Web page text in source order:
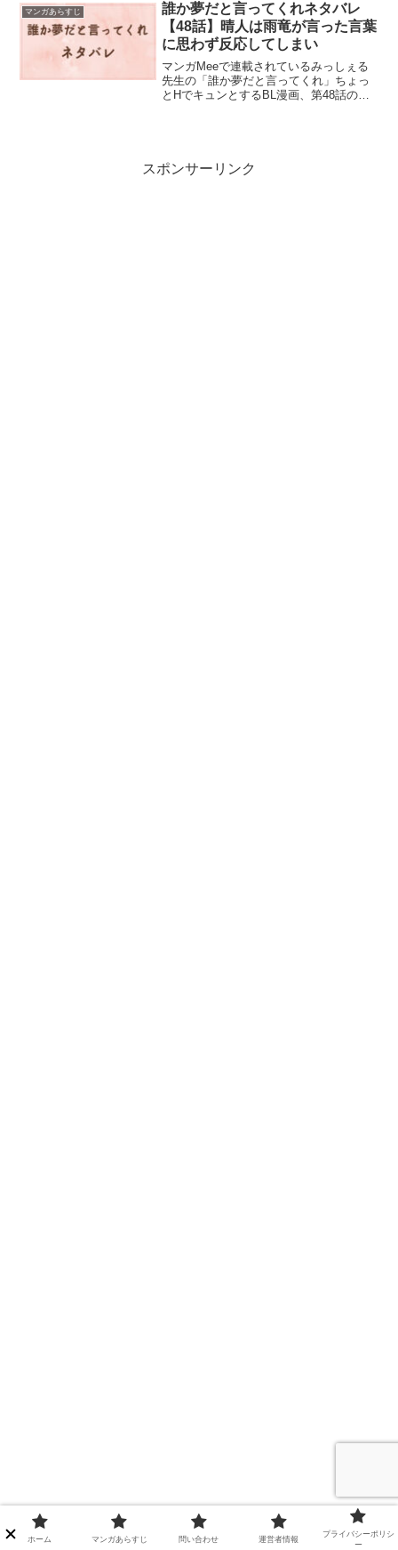
マンガあらすじ
誰か夢だと言ってくれネタバレ
【48話】晴人は雨竜が言った言葉
に思わず反応してしまい
マンガMeeで連載されているみっしぇる
先生の「誰か夢だと言ってくれ」ちょっ
とHでキュンとするBL漫画、第48話のネ
スポンサーリンク
ホーム マンガあらすじ 問い合わせ 運営者情報
プライバシーポリシ
ー